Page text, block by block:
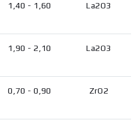
1,40 - 1,60 La2O3
1,90 - 2,10 La2O3
0,70 - 0,90 ZrO2